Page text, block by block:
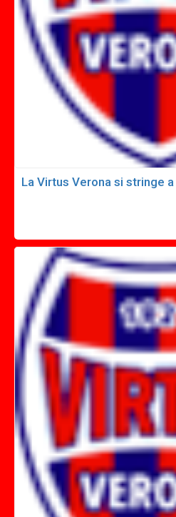
La Virtus Verona si stringe